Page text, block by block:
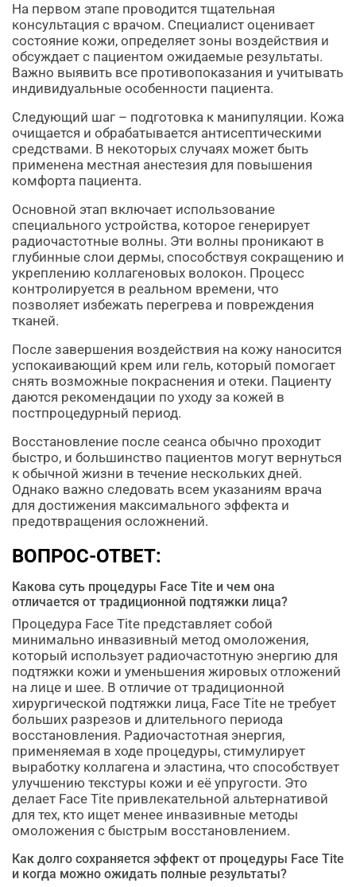
На первом этапе проводится тщательная
консультация с врачом. Специалист оценивает
состояние кожи, определяет зоны воздействия и
обсуждает с пациентом ожидаемые результаты.
Важно выявить все противопоказания и учитывать
индивидуальные особенности пациента.
Следующий шаг – подготовка к манипуляции. Кожа
очищается и обрабатывается антисептическими
средствами. В некоторых случаях может быть
применена местная анестезия для повышения
комфорта пациента.
Основной этап включает использование
специального устройства, которое генерирует
радиочастотные волны. Эти волны проникают в
глубинные слои дермы, способствуя сокращению и
укреплению коллагеновых волокон. Процесс
контролируется в реальном времени, что
позволяет избежать перегрева и повреждения
тканей.
После завершения воздействия на кожу наносится
успокаивающий крем или гель, который помогает
снять возможные покраснения и отеки. Пациенту
даются рекомендации по уходу за кожей в
постпроцедурный период.
Восстановление после сеанса обычно проходит
быстро, и большинство пациентов могут вернуться
к обычной жизни в течение нескольких дней.
Однако важно следовать всем указаниям врача
для достижения максимального эффекта и
предотвращения осложнений.
ВОПРОС-ОТВЕТ:
Какова суть процедуры Face Tite и чем она
отличается от традиционной подтяжки лица?
Процедура Face Tite представляет собой
минимально инвазивный метод омоложения,
который использует радиочастотную энергию для
подтяжки кожи и уменьшения жировых отложений
на лице и шее. В отличие от традиционной
хирургической подтяжки лица, Face Tite не требует
больших разрезов и длительного периода
восстановления. Радиочастотная энергия,
применяемая в ходе процедуры, стимулирует
выработку коллагена и эластина, что способствует
улучшению текстуры кожи и её упругости. Это
делает Face Tite привлекательной альтернативой
для тех, кто ищет менее инвазивные методы
омоложения с быстрым восстановлением.
Как долго сохраняется эффект от процедуры Face Tite
и когда можно ожидать полные результаты?